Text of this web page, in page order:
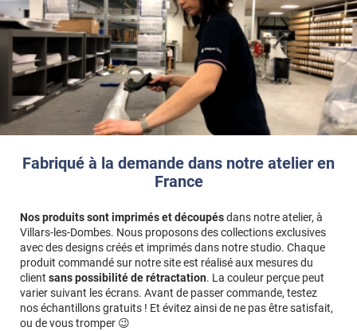
Fabriqué à la demande dans notre atelier en
France
Nos produits sont imprimés et découpésdans notre atelier, à
Villars-les-Dombes. Nous proposons des collections exclusives
avec des designs créés et imprimés dans notre studio. Chaque
produit commandé sur notre site est réalisé aux mesures du
client sans possibilité de rétractation. La couleur perçue peut
varier suivant les écrans. Avant de passer commande, testez
nos échantillons gratuits ! Et évitez ainsi de ne pas être satisfait,
ou de vous tromper 😉
Ref. produit :GLASS104i